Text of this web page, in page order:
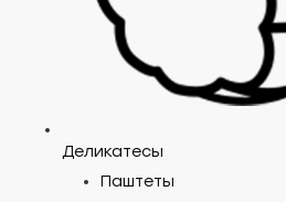
Деликатесы
Паштеты